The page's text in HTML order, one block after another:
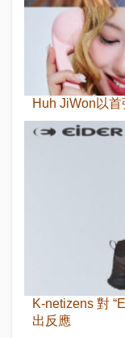
Huh JiWon以
K-netizens 對
出反應